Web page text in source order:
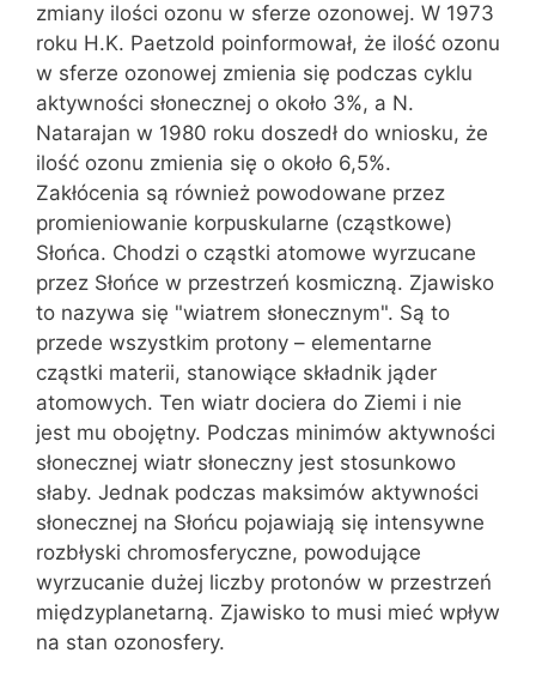
zmiany ilości ozonu w sferze ozonowej. W 1973
roku H.K. Paetzold poinformował, że ilość ozonu
w sferze ozonowej zmienia się podczas cyklu
aktywności słonecznej o około 3%, a N.
Natarajan w 1980 roku doszedł do wniosku, że
ilość ozonu zmienia się o około 6,5%.
Zakłócenia są również powodowane przez
promieniowanie korpuskularne (cząstkowe)
Słońca. Chodzi o cząstki atomowe wyrzucane
przez Słońce w przestrzeń kosmiczną. Zjawisko
to nazywa się "wiatrem słonecznym". Są to
przede wszystkim protony – elementarne
cząstki materii, stanowiące składnik jąder
atomowych. Ten wiatr dociera do Ziemi i nie
jest mu obojętny. Podczas minimów aktywności
słonecznej wiatr słoneczny jest stosunkowo
słaby. Jednak podczas maksimów aktywności
słonecznej na Słońcu pojawiają się intensywne
rozbłyski chromosferyczne, powodujące
wyrzucanie dużej liczby protonów w przestrzeń
międzyplanetarną. Zjawisko to musi mieć wpływ
na stan ozonosfery.